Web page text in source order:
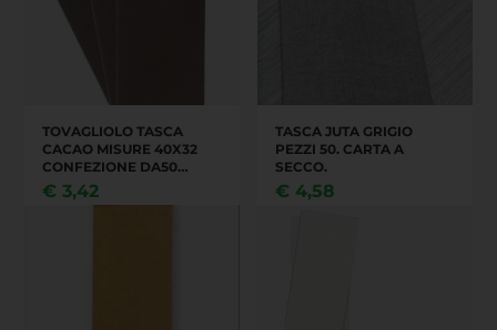
TOVAGLIOLO TASCA
CACAO MISURE 40X32
CONFEZIONE DA50
PEZZI ,CARTONE DA 24
CONFEZIONI
€ 3,42
TASCA JUTA GRIGIO
PEZZI 50. CARTA A
SECCO.
€ 4,58